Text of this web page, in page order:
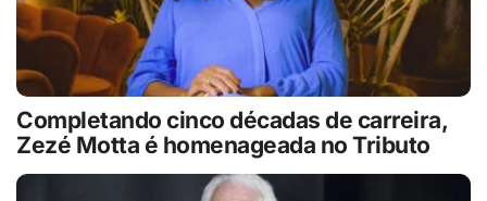
Completando cinco décadas de carreira,
Zezé Motta é homenageada no Tributo